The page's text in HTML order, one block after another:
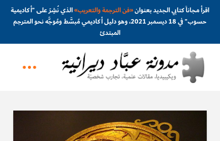
اقرأ مجاناً كتابي الجديد بعنوان«فن الترجمة والتعريب»الذي نُشِرَ على "أكاديمية
حسوب" في 18 ديسمبر 2021، وهو دليل أكاديمي مُبسَّط ومُوجَّه نحو المترجم
المبتدئ